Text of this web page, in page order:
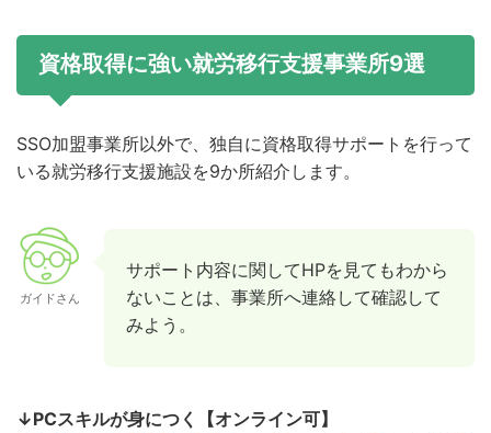
資格取得に強い就労移行支援事業所9選
SSO加盟事業所以外で、独自に資格取得サポートを行って
いる就労移行支援施設を9か所紹介します。
ガイドさん
サポート内容に関してHPを見てもわから
ないことは、事業所へ連絡して確認して
みよう。
↓PCスキルが身につく【オンライン可】